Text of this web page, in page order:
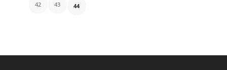
42 43 44